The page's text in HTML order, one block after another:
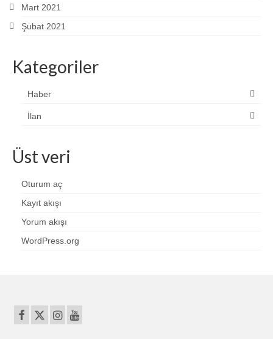
Mart 2021
Şubat 2021
Kategoriler
Haber
İlan
Üst veri
Oturum aç
Kayıt akışı
Yorum akışı
WordPress.org